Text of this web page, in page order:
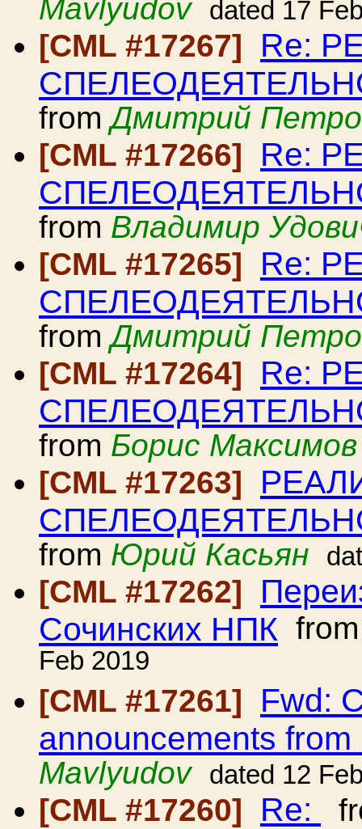
Mavlyudov
dated 17
[CML #17267] Re:
fromДмитрий
[CML #17266]
Re:
from Владимир
[CML #17265]
Re:
fromДмитрий
[CML #17264]
Re:
from Борис Максимов
[CML #17263]
from Юрий Касьян
[CML #17262]
Сочинских НПК
Feb 2019
[CML #17261]
Fwd:
announcements from
Mavlyudov
dated 12
[CML #17260] Re: